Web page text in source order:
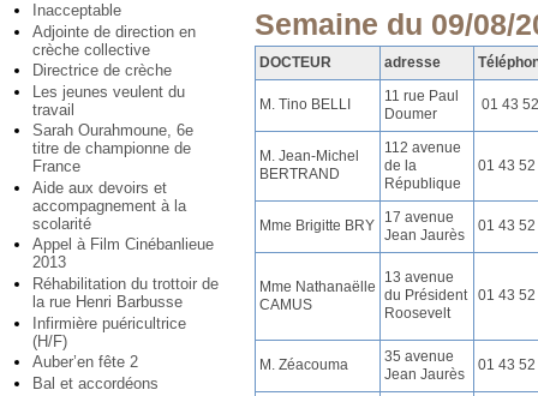
Inacceptable
Adjointe de direction en
crèche collective
Directrice de crèche
Les jeunes veulent du
travail
Sarah Ourahmoune, 6e
titre de championne de
France
Aide aux devoirs et
accompagnement à la
scolarité
Appel à Film Cinébanlieue
2013
Réhabilitation du trottoir de
la rue Henri Barbusse
Infirmière puéricultrice
(H/F)
Auber’en fête 2
Bal et accordéons
Semaine du 09/08/
DOCTEUR adresse
M. Tino BELLI
11 rue Paul
Doumer
01 43
M. Jean-Michel
BERTRAND
112 avenue
de la
République
01 43
Mme Brigitte BRY
17 avenue
Jean Jaurès
01 43
Mme Nathanaëlle
CAMUS
13 avenue
du Président
Roosevelt
01 43
M. Zéacouma
35 avenue
Jean Jaurès
01 43